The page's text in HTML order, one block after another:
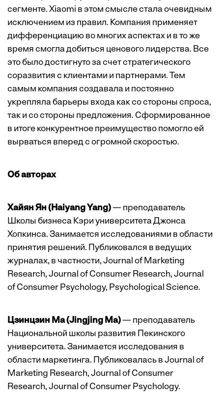
сегменте. Xiaomi в этом смысле стала очевидным
исключением из правил. Компания применяет
дифференциацию во многих аспектах и в то же
время смогла добиться ценового лидерства. Все
это было достигнуто за счет стратегического
соразвития с клиентами и партнерами. Тем
самым компания создавала и постоянно
укрепляла барьеры входа как со стороны спроса,
так и со стороны предложения. Сформированное
в итоге конкурентное преимущество помогло ей
вырваться вперед с огромной скоростью.
Об авторах
Хайян Ян (Haiyang Yang)— преподаватель
Школы бизнеса Кэри университета Джонса
Хопкинса. Занимается исследованиями в области
принятия решений. Публиковался в ведущих
журналах, в частности, Journal of Marketing
Research, Journal of Consumer Research, Journal
of Consumer Psychology, Psychological Science.
Цзинцзин Ма (Jingjing Ma)— преподаватель
Национальной школы развития Пекинского
университета. Занимается исследования в
области маркетинга. Публиковалась в Journal of
Marketing Research, Journal of Consumer
Research, Journal of Consumer Psychology.